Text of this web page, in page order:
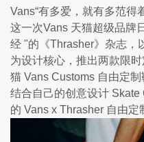
Vans“有多爱，就有多范得
这一次Vans 天猫超级品牌
经 "的《Thrasher》杂志，
为设计核心，推出两款限
猫 Vans Customs 自由定
结合自己的创意设计
的 Vans x Thrasher 自由定